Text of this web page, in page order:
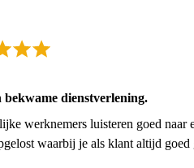
dienstverlening.
werknemers luisteren goed naar
waarbij je als klant altijd